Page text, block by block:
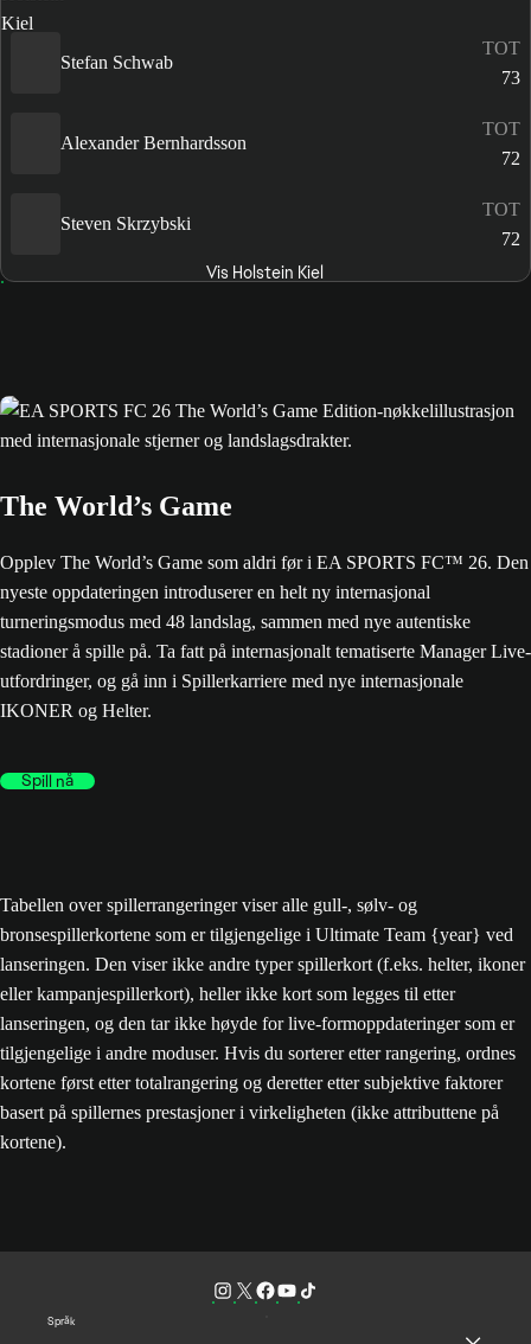
Stefan Schwab
TOT
73
Alexander Bernhardsson
TOT
72
Steven Skrzybski
TOT
72
Vis Holstein Kiel
The World’s Game
Opplev The World’s Game som aldri før i EA SPORTS FC™ 26. Den
nyeste oppdateringen introduserer en helt ny internasjonal
turneringsmodus med 48 landslag, sammen med nye autentiske
stadioner å spille på. Ta fatt på internasjonalt tematiserte Manager Live-
utfordringer, og gå inn i Spillerkarriere med nye internasjonale
IKONER og Helter.
Spill nå
Tabellen over spillerrangeringer viser alle gull-, sølv- og
bronsespillerkortene som er tilgjengelige i Ultimate Team {year} ved
lanseringen. Den viser ikke andre typer spillerkort (f.eks. helter, ikoner
eller kampanjespillerkort), heller ikke kort som legges til etter
lanseringen, og den tar ikke høyde for live-formoppdateringer som er
tilgjengelige i andre moduser. Hvis du sorterer etter rangering, ordnes
kortene først etter totalrangering og deretter etter subjektive faktorer
basert på spillernes prestasjoner i virkeligheten (ikke attributtene på
kortene).
Språk